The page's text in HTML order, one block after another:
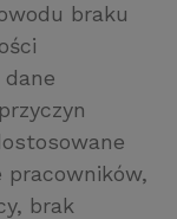
braku
pracowników,
brak